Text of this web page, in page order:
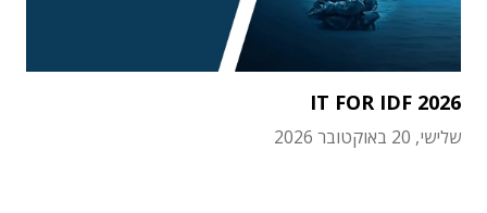
IT FOR IDF 2026
שלישי, 20 באוקטובר 2026